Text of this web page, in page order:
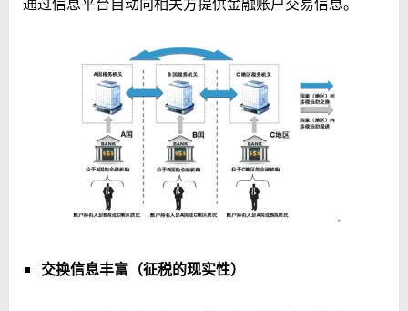
交换信息丰富（征税的现实性）